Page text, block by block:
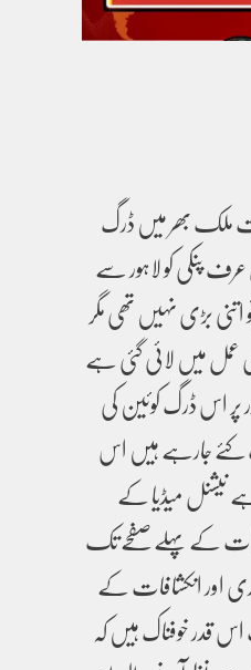
ملک بھر میں ڈرگ
پنکی کو لاہور سے
اتنی بڑی نہیں تھی مگر
میں لائی گئی ہے
پر اس ڈرگ کوئین کی
جارہے ہیں اس
نیشنل میڈیا کے
کے پہلے صفحے تک
اور انکشافات کے
قدر خوفناک ہیں کہ